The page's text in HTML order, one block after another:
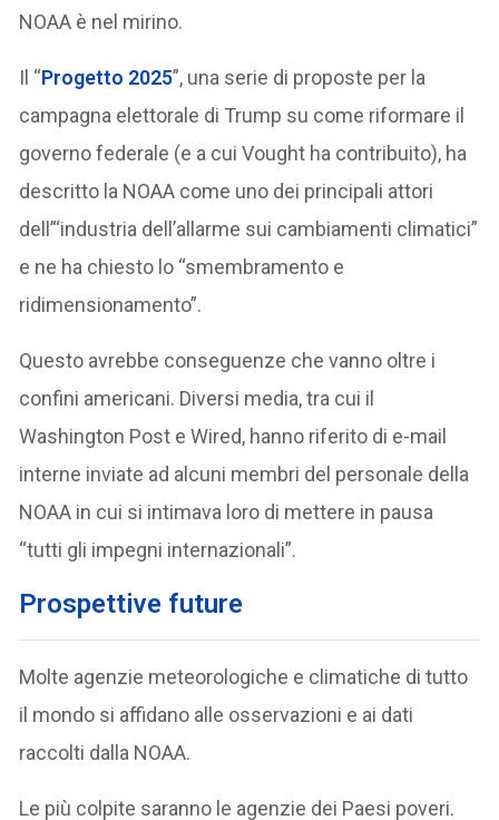
NOAA è nel mirino.
Il “Progetto 2025”, una serie di proposte per la
campagna elettorale di Trump su come riformare il
governo federale (e a cui Vought ha contribuito), ha
descritto la NOAA come uno dei principali attori
dell’“industria dell’allarme sui cambiamenti climatici”
e ne ha chiesto lo “smembramento e
ridimensionamento”.
Questo avrebbe conseguenze che vanno oltre i
confini americani. Diversi media, tra cui il
Washington Post e Wired, hanno riferito di e-mail
interne inviate ad alcuni membri del personale della
NOAA in cui si intimava loro di mettere in pausa
“tutti gli impegni internazionali”.
Prospettive future
Molte agenzie meteorologiche e climatiche di tutto
il mondo si affidano alle osservazioni e ai dati
raccolti dalla NOAA.
Le più colpite saranno le agenzie dei Paesi poveri.